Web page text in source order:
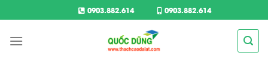
0903.882.614 0903.882.614